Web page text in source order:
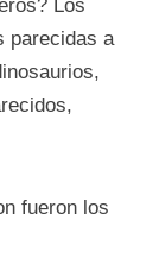
Los
parecidas a
fueron los